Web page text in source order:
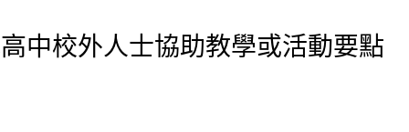
中校外人士協助教學或活動要點